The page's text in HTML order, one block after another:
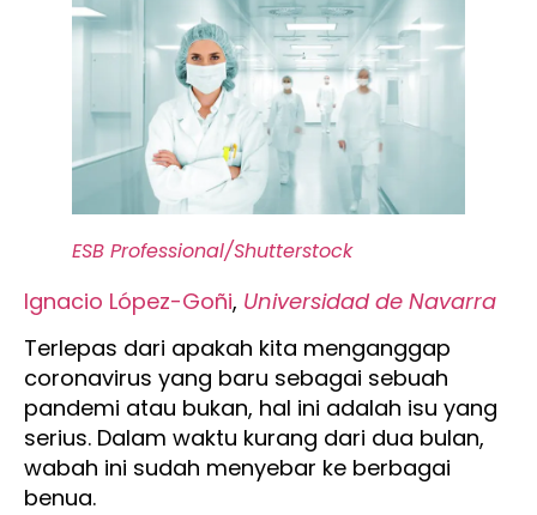
ESB Professional/Shutterstock
Ignacio López-Goñi, Universidad de Navarra
Terlepas dari apakah kita menganggap
coronavirus yang baru sebagai sebuah
pandemi atau bukan, hal ini adalah isu yang
serius. Dalam waktu kurang dari dua bulan,
wabah ini sudah menyebar ke berbagai
benua.